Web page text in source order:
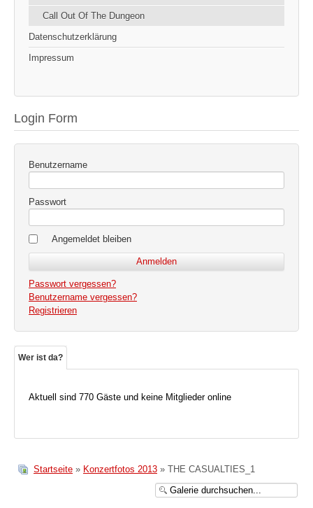
Call Out Of The Dungeon
Datenschutzerklärung
Impressum
Login Form
Benutzername
Passwort
Angemeldet bleiben
Passwort vergessen?
Benutzername vergessen?
Registrieren
Wer ist da?
Aktuell sind 770 Gäste und keine Mitglieder online
Startseite » Konzertfotos 2013 » THE CASUALTIES_1